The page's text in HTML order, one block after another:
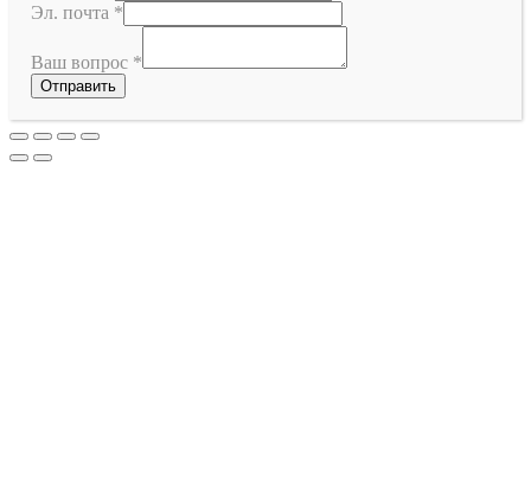
Эл. почта *
Ваш вопрос *
Отправить